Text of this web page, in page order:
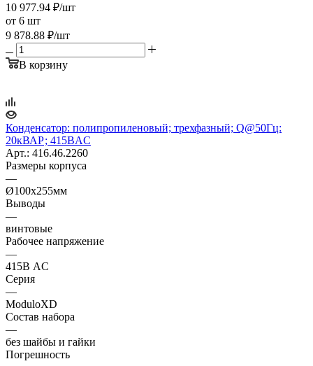
10 977.94 ₽/шт
от 6 шт
9 878.88 ₽/шт
В корзину
Конденсатор: полипропиленовый; трехфазный; Q@50Гц:
20кВАР; 415ВAC
Арт.: 416.46.2260
Размеры корпуса
—
Ø100x255мм
Выводы
—
винтовые
Рабочее напряжение
—
415В AC
Серия
—
ModuloXD
Состав набора
—
без шайбы и гайки
Погрешность